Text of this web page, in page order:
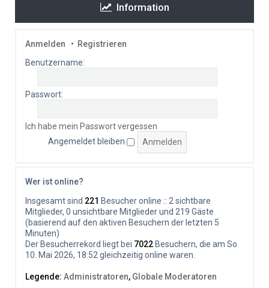
Information
Anmelden • Registrieren
Benutzername:
Passwort:
Ich habe mein Passwort vergessen
Angemeldet bleiben
Wer ist online?
Insgesamt sind 221 Besucher online :: 2 sichtbare
Mitglieder, 0 unsichtbare Mitglieder und 219 Gäste
(basierend auf den aktiven Besuchern der letzten 5
Minuten)
Der Besucherrekord liegt bei 7022Besuchern, die am So
10. Mai 2026, 18:52 gleichzeitig online waren.
Legende: Administratoren, Globale Moderatoren